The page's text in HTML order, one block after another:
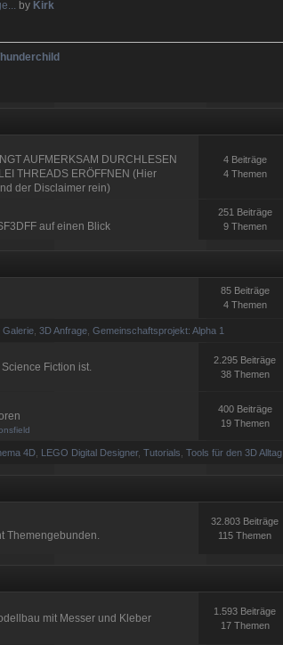
by Kirk
AUFMERKSAM DURCHLESEN
THREADS ERÖFFNEN (Hier
der Disclaimer rein)
4 Beiträge
4 Themen
auf einen Blick
251 Beiträge
9 Themen
85 Beiträge
4 Themen
Galerie ,3D Anfrage ,Gemeinschaftsprojekt: Alpha 1
Fiction ist.
2.295 Beiträge
38 Themen
400 Beiträge
19 Themen
4D LEGO Digital Designer,Tutorials ,Tools für den 3D Alltag
Themengebunden.
32.803 Beiträge
115 Themen
mit Messer und Kleber
1.593 Beiträge
17 Themen